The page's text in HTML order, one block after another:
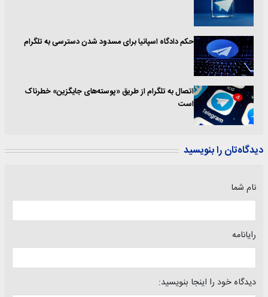
حکم دادگاه اسپانیا برای مسدود شدن دسترسی به تلگرام
اتصال به تلگرام از طریق «پوسته‌های جایگزین» خطرناک
است
دیدگاه‌تان را بنویسید
نام شما
رایانامه
دیدگاه خود را اینجا بنویسید: